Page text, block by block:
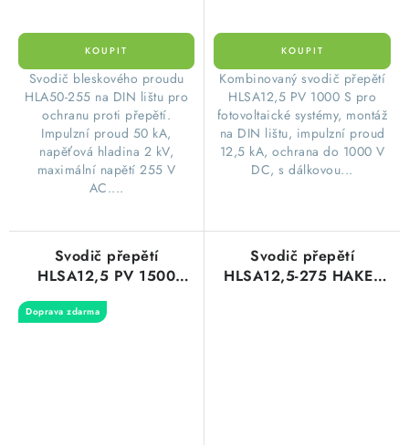
Svodič bleskového proudu
HLA50-255 na DIN lištu pro
ochranu proti přepětí.
Impulzní proud 50 kA,
napěťová hladina 2 kV,
maximální napětí 255 V
AC....
Kombinovaný svodič přepětí
HLSA12,5 PV 1000 S pro
fotovoltaické systémy, montáž
na DIN lištu, impulzní proud
12,5 kA, ochrana do 1000 V
DC, s dálkovou...
Svodič přepětí
HLSA12,5 PV 1500
HAKEL 10477
Doprava zdarma
Svodič přepětí
HLSA12,5-275 HAKEL